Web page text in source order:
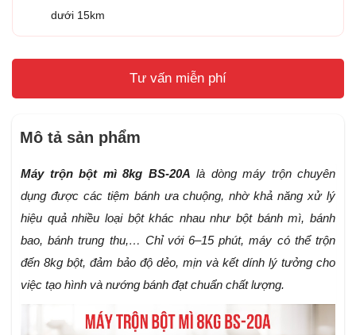
dưới 15km
Tư vấn miễn phí
Mô tả sản phẩm
Máy trộn bột mì 8kg BS-20A là dòng máy trộn chuyên
dụng được các tiệm bánh ưa chuộng, nhờ khả năng xử lý
hiệu quả nhiều loại bột khác nhau như bột bánh mì, bánh
bao, bánh trung thu,… Chỉ với 6–15 phút, máy có thể trộn
đến 8kg bột, đảm bảo độ dẻo, mịn và kết dính lý tưởng cho
việc tạo hình và nướng bánh đạt chuẩn chất lượng.